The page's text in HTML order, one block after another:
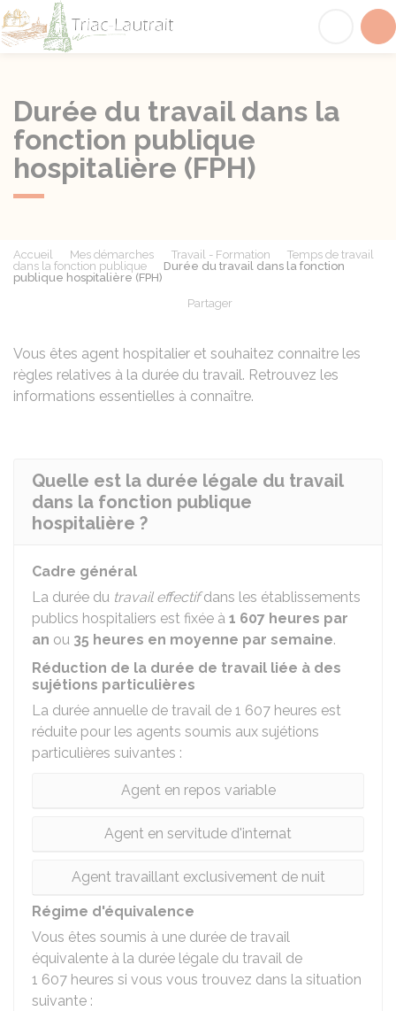
Durée du travail dans la
fonction publique
hospitalière (FPH)
Accueil Mes démarches Travail - Formation
Temps de travail
dans la fonction publique
Durée du travail dans la fonction
publique hospitalière (FPH)
Partager
Vous êtes agent hospitalier et souhaitez connaitre les
règles relatives à la durée du travail. Retrouvez les
informations essentielles à connaître.
Quelle est la durée légale du travail
dans la fonction publique
hospitalière ?
Cadre général
La durée du travail effectifdans les établissements
publics hospitaliers est fixée à 1 607 heures par
an ou 35 heures en moyenne par semaine.
Réduction de la durée de travail liée à des
sujétions particulières
La durée annuelle de travail de 1 607 heures est
réduite pour les agents soumis aux sujétions
particulières suivantes :
Agent en repos variable
Agent en servitude d'internat
Agent travaillant exclusivement de nuit
Régime d'équivalence
Vous êtes soumis à une durée de travail
équivalente à la durée légale du travail de
1 607 heures si vous vous trouvez dans la situation
suivante :